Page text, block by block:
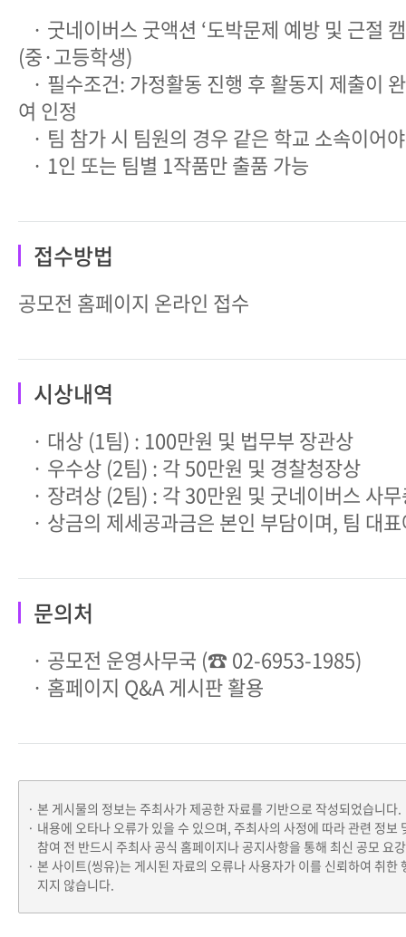
· 굿네이버스 굿액션 ‘도박문제 예방 및 근절
(중·고등학생)
· 필수조건: 가정활동 진행 후 활동지 제출이
여 인정
· 팀 참가 시 팀원의 경우 같은 학교 소속이어
· 1인 또는 팀별 1작품만 출품 가능
접수방법
공모전 홈페이지 온라인 접수
시상내역
· 대상 (1팀) : 100만원 및 법무부 장관상
· 우수상 (2팀) : 각 50만원 및 경찰청장상
· 장려상 (2팀) : 각 30만원 및 굿네이버스 사
· 상금의 제세공과금은 본인 부담이며, 팀 대
문의처
· 공모전 운영사무국 (☎ 02-6953-1985)
· 홈페이지 Q&A 게시판 활용
본 게시물의 정보는 주최사가 제공한 자료를 기반으로 작성되었습니다.
내용에 오타나 오류가 있을 수 있으며, 주최사의 사정에 따라 관련 정보
참여 전 반드시 주최사 공식 홈페이지나 공지사항을 통해 최신 공모 요
본 사이트(씽유)는 게시된 자료의 오류나 사용자가 이를 신뢰하여 취한
지지 않습니다.